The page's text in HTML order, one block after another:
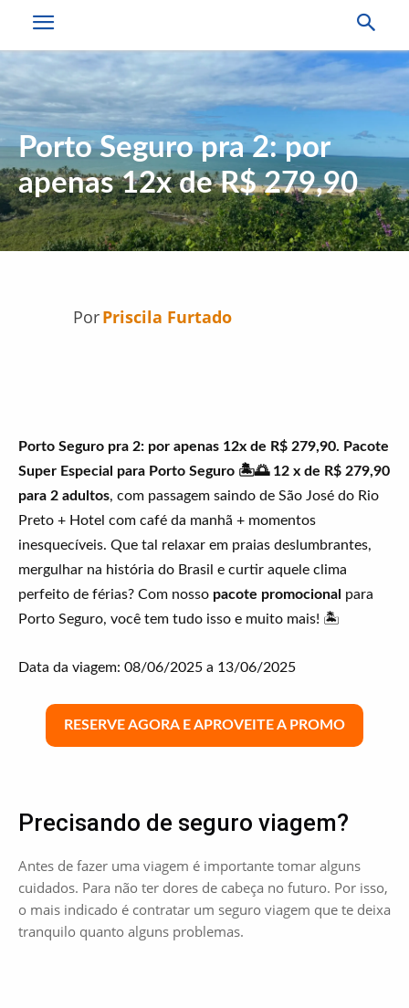
Porto Seguro pra 2: por
apenas 12x de R$ 279,90
PorPriscila Furtado
Porto Seguro pra 2: por apenas 12x de R$ 279,90. Pacote
Super Especial para Porto Seguro 🏝️🌅 12 x de R$ 279,90
para 2 adultos, com passagem saindo de São José do Rio
Preto + Hotel com café da manhã + momentos
inesquecíveis. Que tal relaxar em praias deslumbrantes,
mergulhar na história do Brasil e curtir aquele clima
perfeito de férias? Com nosso pacote promocional para
Porto Seguro, você tem tudo isso e muito mais! 🏝️
Data da viagem: 08/06/2025 a 13/06/2025
RESERVE AGORA E APROVEITE A PROMO
Precisando de seguro viagem?
Antes de fazer uma viagem é importante tomar alguns
cuidados. Para não ter dores de cabeça no futuro. Por isso,
o mais indicado é contratar um seguro viagem que te deixa
tranquilo quanto alguns problemas.